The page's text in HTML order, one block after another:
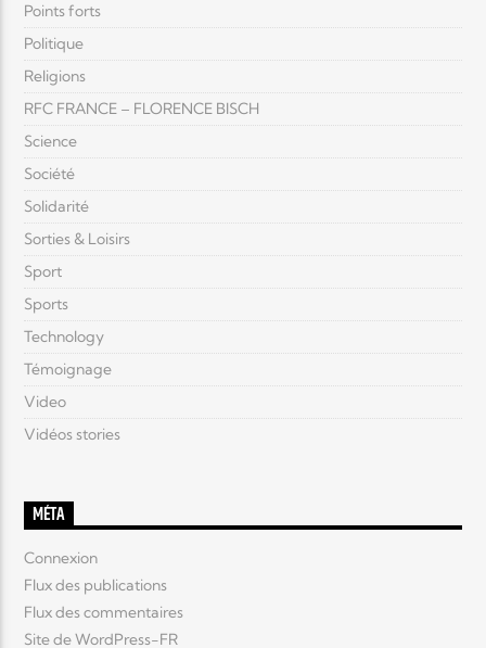
Points forts
Politique
Religions
RFC FRANCE – FLORENCE BISCH
Science
Société
Solidarité
Sorties & Loisirs
Sport
Sports
Technology
Témoignage
Video
Vidéos stories
MÉTA
Connexion
Flux des publications
Flux des commentaires
Site de WordPress-FR